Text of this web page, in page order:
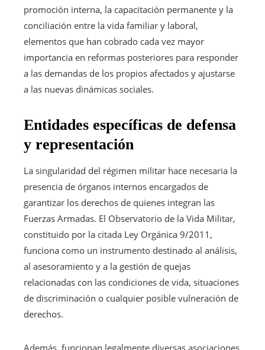
promoción interna, la capacitación permanente y la
conciliación entre la vida familiar y laboral,
elementos que han cobrado cada vez mayor
importancia en reformas posteriores para responder
a las demandas de los propios afectados y ajustarse
a las nuevas dinámicas sociales.
Entidades específicas de defensa
y representación
La singularidad del régimen militar hace necesaria la
presencia de órganos internos encargados de
garantizar los derechos de quienes integran las
Fuerzas Armadas. El Observatorio de la Vida Militar,
constituido por la citada Ley Orgánica 9/2011,
funciona como un instrumento destinado al análisis,
al asesoramiento y a la gestión de quejas
relacionadas con las condiciones de vida, situaciones
de discriminación o cualquier posible vulneración de
derechos.
Además, funcionan legalmente diversas asociaciones